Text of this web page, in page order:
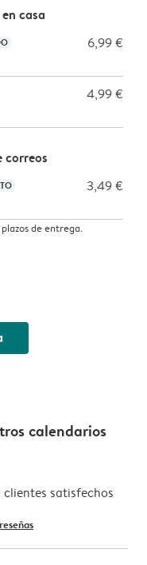
casa
6,99 €
4,99 €
correos
3,49 €
de entrega.
calendarios
clientes satisfechos